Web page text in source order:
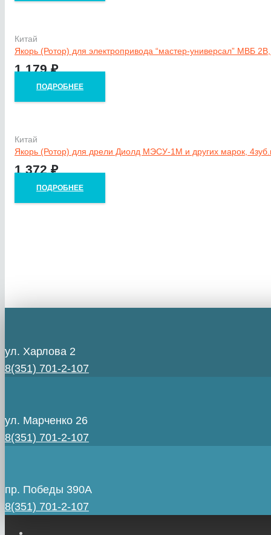
Китай
Якорь (Ротор) для электропривода “мастер-универсал” МВБ
1 179₽
ПОДРОБНЕЕ
Китай
Якорь (Ротор) для дрели Диолд МЭСУ-1М и других марок,
1 372₽
ПОДРОБНЕЕ
ул. Харлова 2
8(351) 701-2-107
ул. Марченко 26
8(351) 701-2-107
пр. Победы 390А
8(351) 701-2-107